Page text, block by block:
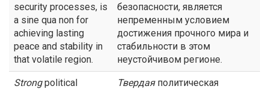
security processes, is
a sine qua non for
achieving lasting
peace and stability in
that volatile region.
безопасности, является
непременным условием
достижения прочного мира и
стабильности в этом
неустойчивом регионе.
Strongpolitical
Твердаяполитическая